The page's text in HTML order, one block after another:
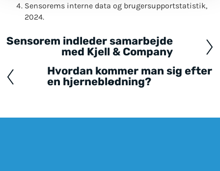
Sensorems interne data og brugersupportstatistik,
2024.
Posts
navigation
Sensorem indleder samarbejde
med Kjell & Company
Hvordan kommer man sig efter
en hjerneblødning?